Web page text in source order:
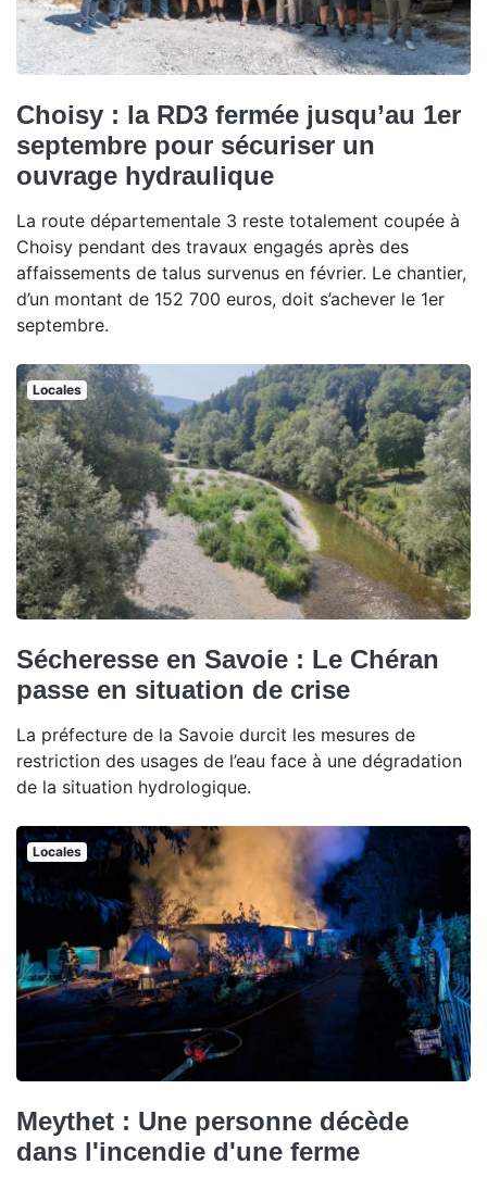
Choisy : la RD3 fermée jusqu’au 1er
septembre pour sécuriser un
ouvrage hydraulique
La route départementale 3 reste totalement coupée à
Choisy pendant des travaux engagés après des
affaissements de talus survenus en février. Le chantier,
d’un montant de 152 700 euros, doit s’achever le 1er
septembre.
Locales
Sécheresse en Savoie : Le Chéran
passe en situation de crise
La préfecture de la Savoie durcit les mesures de
restriction des usages de l’eau face à une dégradation
de la situation hydrologique.
Locales
Meythet : Une personne décède
dans l'incendie d'une ferme